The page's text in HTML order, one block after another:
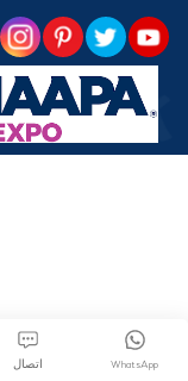
WhatsApp اتصال